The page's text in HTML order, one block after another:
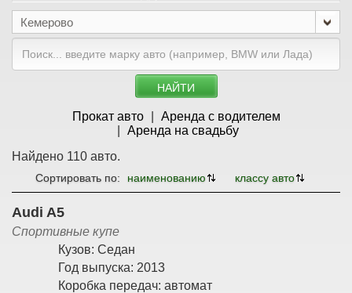
Кемерово
НАЙТИ
Прокат авто
Аренда с водителем
Аренда на свадьбу
Найдено 110 авто.
Сортировать по: наименованию классу авто
Audi A5
Спортивные купе
Кузов: Седан
Год выпуска: 2013
Коробка передач: автомат